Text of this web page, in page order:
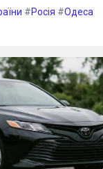
#Росія #Одеса